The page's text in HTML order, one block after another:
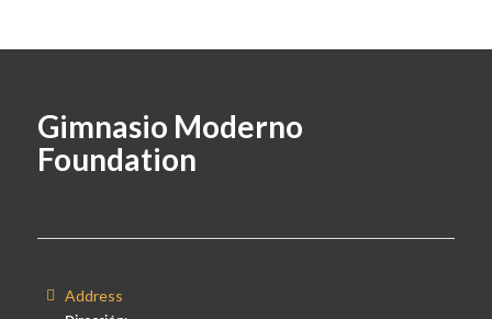
Gimnasio Moderno
Foundation
Address